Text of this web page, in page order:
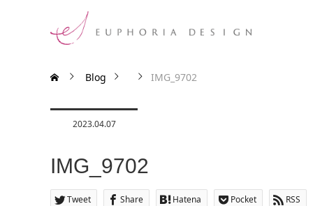
Blog IMG_9702
2023.04.07
IMG_9702
Tweet Share Hatena Pocket RSS